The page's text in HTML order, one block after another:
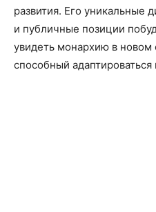
развития. Его уникальные
и публичные позиции
увидеть монархию в новом
способный